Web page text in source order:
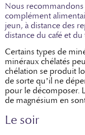
Nous
complément
jeun, à distance des
distance du café et
Certains types de
minéraux chélatés
chélation se produit
de sorte qu’il ne
pour le décomposer.
de magnésium en
Le soir